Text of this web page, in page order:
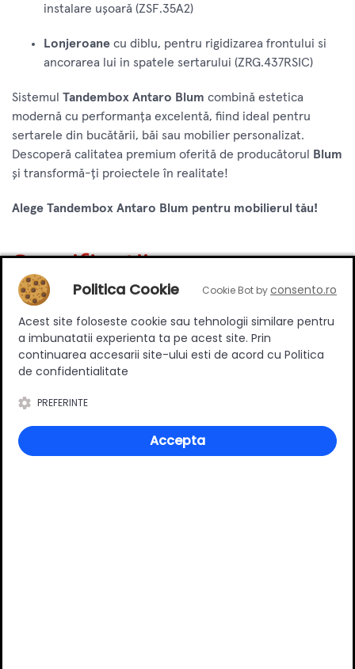
instalare ușoară (ZSF.35A2)
Lonjeroane cu diblu, pentru rigidizarea frontului si
ancorarea lui in spatele sertarului (ZRG.437RSIC)
Sistemul Tandembox Antaro Blum combină estetica
modernă cu performanța excelentă, fiind ideal pentru
sertarele din bucătării, băi sau mobilier personalizat.
Descoperă calitatea premium oferită de producătorul
Blum
și transformă-ți proiectele în realitate!
Alege Tandembox Antaro Blum pentru mobilierul tău!
Specificatii
Lungime nominala (mm)
550 mm
Varianta extragere
Totala
Capacitate portanta (kg)
Suruburi incluse
Material
Metal/Plastic
Culoare
Politica Cookie Cookie Bot byconsento.ro
Acest site foloseste cookie sau tehnologii similare pentru
a imbunatatii experienta ta pe acest site. Prin
continuarea accesarii site-ului esti de acord cu Politica
de confidentialitate
PREFERINTE
Accepta